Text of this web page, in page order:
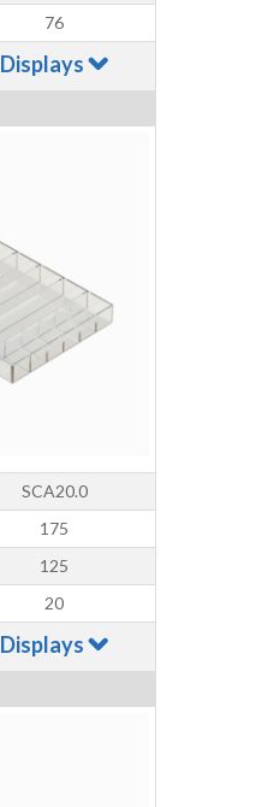
76
Displays
SCA20.0
175
125
20
Displays